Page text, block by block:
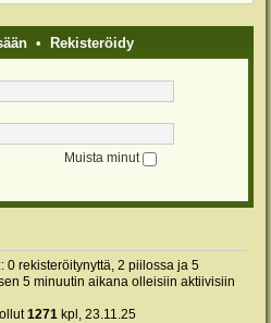
• Rekisteröidy
Muista minut
0 rekisteröitynyttä, 2 piilossa ja 5
5 minuutin aikana olleisiin aktiivisiin
1271 kpl, 23.11.25